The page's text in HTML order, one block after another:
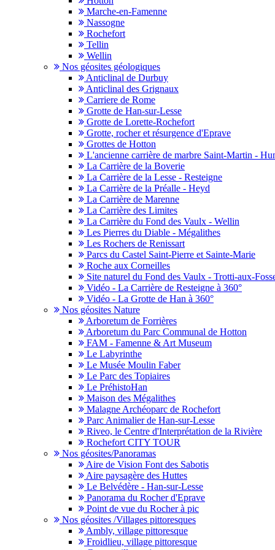
Marche-en-Famenne
Nassogne
Rochefort
Tellin
Wellin
Nos géosites géologiques
Anticlinal de Durbuy
Anticlinal des Grignaux
Carriere de Rome
Grotte de Han-sur-Lesse
Grotte de Lorette-Rochefort
Grotte, rocher et résurgence d'Eprave
Grottes de Hotton
L'ancienne carrière de marbre Saint-Martin -
La Carrière de la Boverie
La Carrière de la Lesse - Resteigne
La Carrière de la Préalle - Heyd
La Carrière de Marenne
La Carrière des Limites
La Carrière du Fond des Vaulx - Wellin
Les Pierres du Diable - Mégalithes
Les Rochers de Renissart
Parcs du Castel Saint-Pierre et Sainte-Marie
Roche aux Corneilles
Site naturel du Fond des Vaulx - Trotti-aux-
Vidéo - La Carrière de Resteigne à 360°
Vidéo - La Grotte de Han à 360°
Nos géosites Nature
Arboretum de Forrières
Arboretum du Parc Communal de Hotton
FAM - Famenne & Art Museum
Le Labyrinthe
Le Musée Moulin Faber
Le Parc des Topiaires
Le PréhistoHan
Maison des Mégalithes
Malagne Archéoparc de Rochefort
Parc Animalier de Han-sur-Lesse
Riveo, le Centre d'Interprétation de la Rivière
Rochefort CITY TOUR
Nos géosites/Panoramas
Aire de Vision Font des Sabotis
Aire paysagère des Huttes
Le Belvédère - Han-sur-Lesse
Panorama du Rocher d'Eprave
Point de vue du Rocher à pic
Nos géosites /Villages pittoresques
Ambly, village pittoresque
Froidlieu, village pittoresque